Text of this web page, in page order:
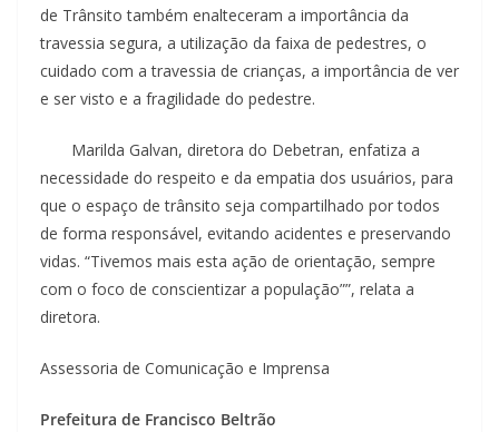
de Trânsito também enalteceram a importância da
travessia segura, a utilização da faixa de pedestres, o
cuidado com a travessia de crianças, a importância de ver
e ser visto e a fragilidade do pedestre.
Marilda Galvan, diretora do Debetran, enfatiza a
necessidade do respeito e da empatia dos usuários, para
que o espaço de trânsito seja compartilhado por todos
de forma responsável, evitando acidentes e preservando
vidas. “Tivemos mais esta ação de orientação, sempre
com o foco de conscientizar a população””, relata a
diretora.
Assessoria de Comunicação e Imprensa
Prefeitura de Francisco Beltrão